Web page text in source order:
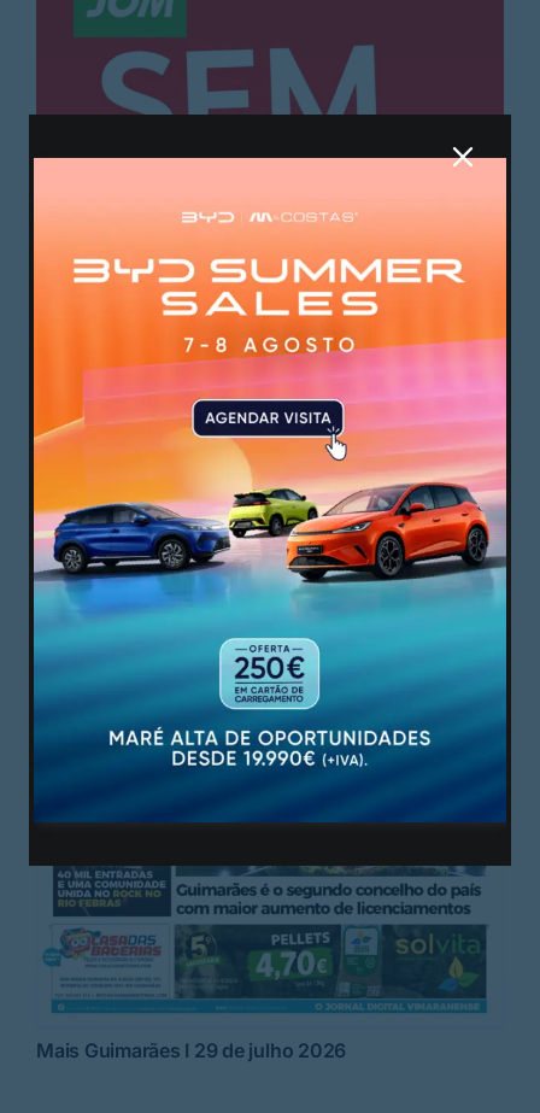
Mais Guimarães I 29 de julho 2026